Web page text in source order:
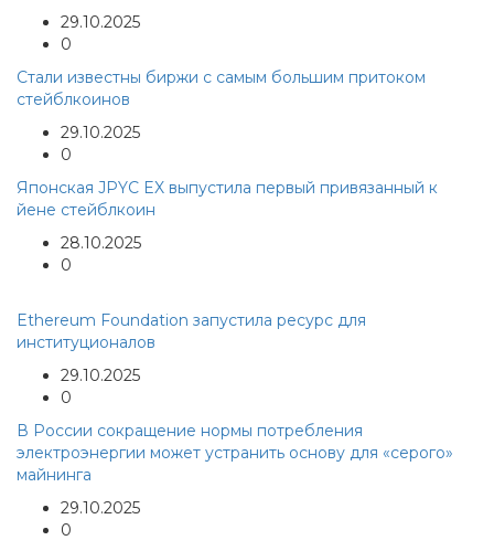
29.10.2025
0
Стали известны биржи с самым большим притоком
стейблкоинов
29.10.2025
0
Японская JPYC EX выпустила первый привязанный к
йене стейблкоин
28.10.2025
0
Ethereum Foundation запустила ресурс для
институционалов
29.10.2025
0
В России сокращение нормы потребления
электроэнергии может устранить основу для «серого»
майнинга
29.10.2025
0